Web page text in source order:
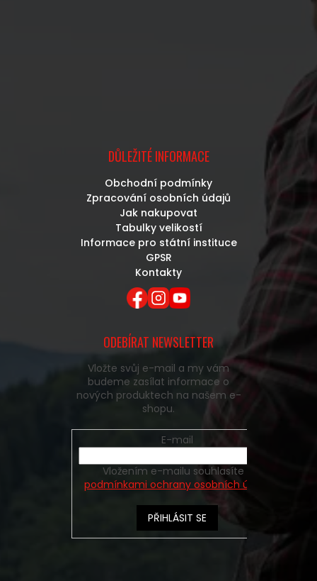
DŮLEŽITÉ INFORMACE
Obchodní podmínky
Zpracování osobních údajů
Jak nakupovat
Tabulky velikostí
Informace pro státní instituce
GPSR
Kontakty
ODEBÍRAT NEWSLETTER
Vložte svůj e-mail a my vám
budeme zasílat informace o
nových produktech na našem e-
shopu.
E-mail
podmínkami ochrany osobních údajů
PŘIHLÁSIT SE